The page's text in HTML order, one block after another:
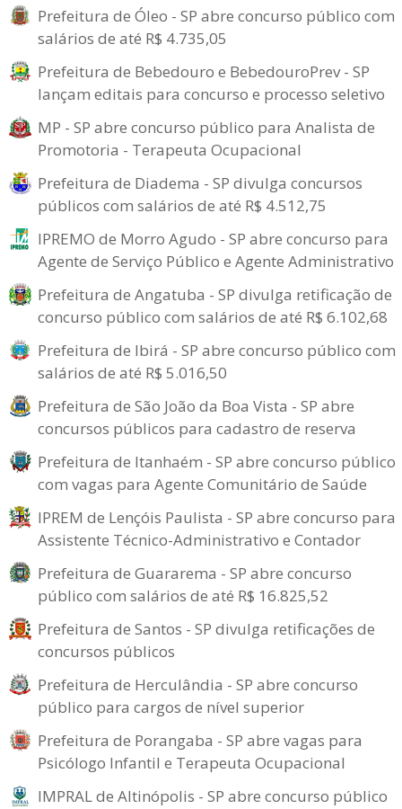
Prefeitura de Óleo - SP abre concurso público com
salários de até R$ 4.735,05
Prefeitura de Bebedouro e BebedouroPrev - SP
lançam editais para concurso e processo seletivo
MP - SP abre concurso público para Analista de
Promotoria - Terapeuta Ocupacional
Prefeitura de Diadema - SP divulga concursos
públicos com salários de até R$ 4.512,75
IPREMO de Morro Agudo - SP abre concurso para
Agente de Serviço Público e Agente Administrativo
Prefeitura de Angatuba - SP divulga retificação de
concurso público com salários de até R$ 6.102,68
Prefeitura de Ibirá - SP abre concurso público com
salários de até R$ 5.016,50
Prefeitura de São João da Boa Vista - SP abre
concursos públicos para cadastro de reserva
Prefeitura de Itanhaém - SP abre concurso público
com vagas para Agente Comunitário de Saúde
IPREM de Lençóis Paulista - SP abre concurso para
Assistente Técnico-Administrativo e Contador
Prefeitura de Guararema - SP abre concurso
público com salários de até R$ 16.825,52
Prefeitura de Santos - SP divulga retificações de
concursos públicos
Prefeitura de Herculândia - SP abre concurso
público para cargos de nível superior
Prefeitura de Porangaba - SP abre vagas para
Psicólogo Infantil e Terapeuta Ocupacional
IMPRAL de Altinópolis - SP abre concurso público